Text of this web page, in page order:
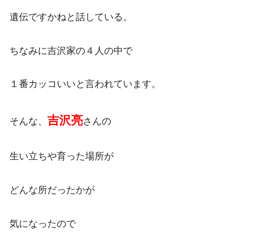
遺伝ですかねと話している。
ちなみに吉沢家の４人の中で
１番カッコいいと言われています。
そんな、 吉沢亮さんの
生い立ちや育った場所が
どんな所だったかが
気になったので